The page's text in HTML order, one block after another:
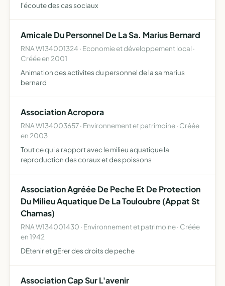
l'écoute des cas sociaux
Amicale Du Personnel De La Sa. Marius Bernard
RNA W134001324 · Economie et développement local ·
Créée en 2001
Animation des activites du personnel de la sa marius
bernard
Association Acropora
RNA W134003657 · Environnement et patrimoine · Créée
en 2003
Tout ce qui a rapport avec le milieu aquatique la
reproduction des coraux et des poissons
Association Agréée De Peche Et De Protection
Du Milieu Aquatique De La Touloubre (Appat St
Chamas)
RNA W134001430 · Environnement et patrimoine · Créée
en 1942
DEtenir et gErer des droits de peche
Association Cap Sur L'avenir